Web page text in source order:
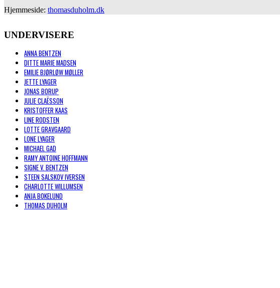
Hjemmeside: thomasduholm.dk
UNDERVISERE
ANNA BENTZEN
DITTE MARIE MADSEN
EMILIE BJØRLØW MØLLER
JETTE LYAGER
JONAS BORUP
JULIE CLAËSSON
KRISTOFFER KAAS
LINE RODSTEN
LOTTE GRAVGAARD
LONE LYAGER
MICHAEL GAD
RAMY ANTOINE HOFFMANN
SIGNE V. BENTZEN
STEEN SALSKOV IVERSEN
CHARLOTTE WILLUMSEN
ANJA BOKELUND
THOMAS DUHOLM